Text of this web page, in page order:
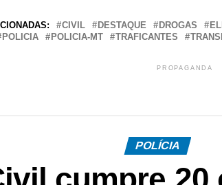
CIVIL DESTAQUE DROGAS
POLICIA POLICIA-MT TRAFICANTES
PROPAGANDA
POLÍCIA